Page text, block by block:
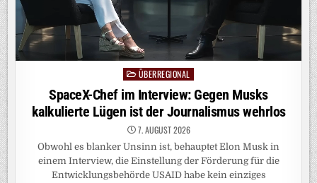
Posted
in
ÜBERREGIONAL
SpaceX-Chef im Interview: Gegen Musks
kalkulierte Lügen ist der Journalismus wehrlos
7. AUGUST 2026
Obwohl es blanker Unsinn ist, behauptet Elon Musk in
einem Interview, die Einstellung der Förderung für die
Entwicklungsbehörde USAID habe kein einziges